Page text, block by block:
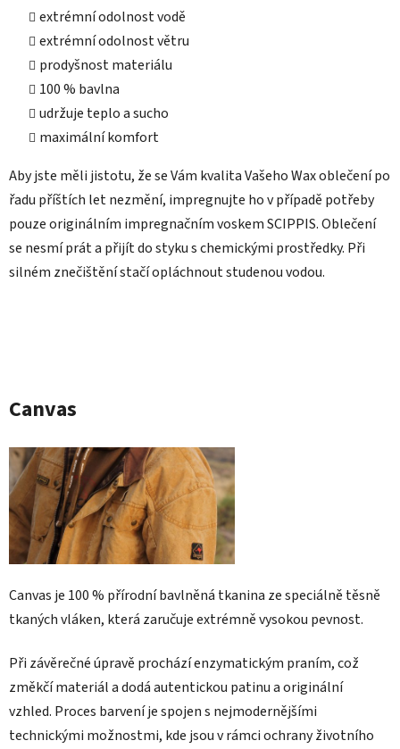
extrémní odolnost vodě
extrémní odolnost větru
prodyšnost materiálu
100 % bavlna
udržuje teplo a sucho
maximální komfort
Aby jste měli jistotu, že se Vám kvalita Vašeho Wax oblečení po
řadu příštích let nezmění, impregnujte ho v případě potřeby
pouze originálním impregnačním voskem SCIPPIS. Oblečení
se nesmí prát a přijít do styku s chemickými prostředky. Při
silném znečištění stačí opláchnout studenou vodou.
Canvas
Canvas je 100 % přírodní bavlněná tkanina ze speciálně těsně
tkaných vláken, která zaručuje extrémně vysokou pevnost.
Při závěrečné úpravě prochází enzymatickým praním, což
změkčí materiál a dodá autentickou patinu a originální
vzhled. Proces barvení je spojen s nejmodernějšími
technickými možnostmi, kde jsou v rámci ochrany životního